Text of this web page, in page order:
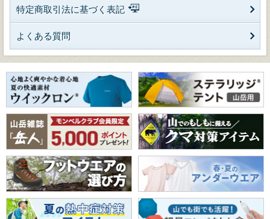
特定商取引法に基づく表記
よくある質問